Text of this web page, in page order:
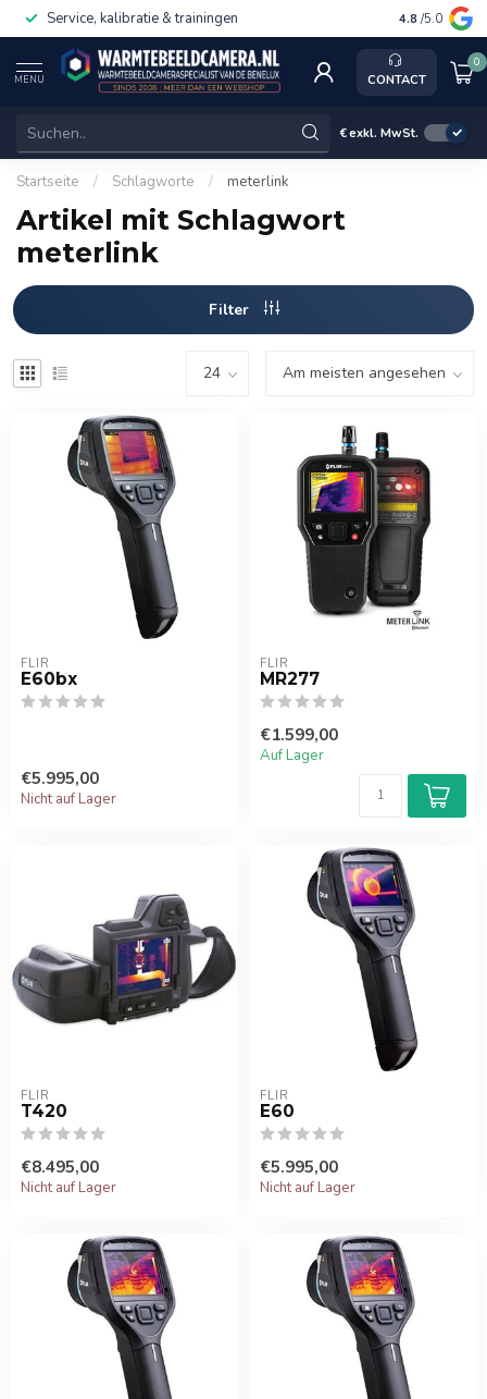
Service, kalibratie & trainingen 4.8 /5.0
MENU CONTACT
0
€exkl. MwSt.
Startseite / Schlagworte / meterlink
Artikel mit Schlagwort
meterlink
Filter
FLIR
E60bx
€5.995,00
Nicht auf Lager
FLIR
MR277
€1.599,00
Auf Lager
FLIR
T420
€8.495,00
Nicht auf Lager
FLIR
E60
€5.995,00
Nicht auf Lager